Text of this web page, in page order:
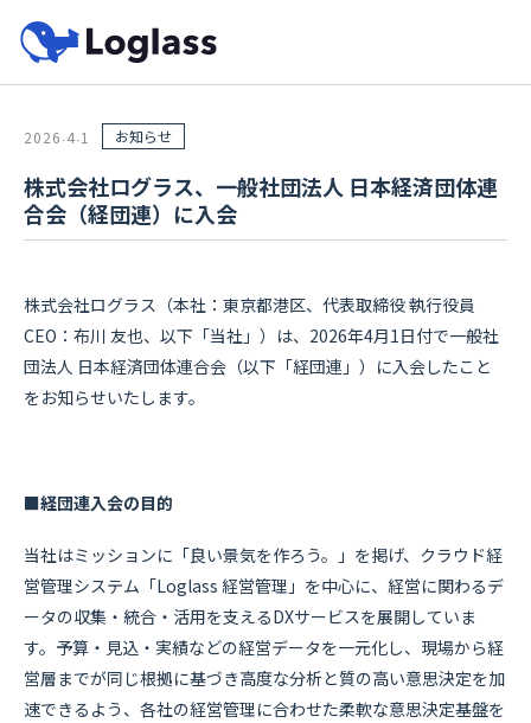
2026 .4.1 お知らせ
株式会社ログラス、一般社団法人 日本経済団体連
合会（経団連）に入会
株式会社ログラス（本社：東京都港区、代表取締役 執行役員
CEO：布川 友也、以下「当社」）は、2026年4月1日付で一般社
団法人 日本経済団体連合会（以下「経団連」）に入会したこと
をお知らせいたします。
■経団連入会の目的
当社はミッションに「良い景気を作ろう。」を掲げ、クラウド経
営管理システム「Loglass 経営管理」を中心に、経営に関わるデ
ータの収集・統合・活用を支えるDXサービスを展開していま
す。予算・見込・実績などの経営データを一元化し、現場から経
営層までが同じ根拠に基づき高度な分析と質の高い意思決定を加
速できるよう、各社の経営管理に合わせた柔軟な意思決定基盤を